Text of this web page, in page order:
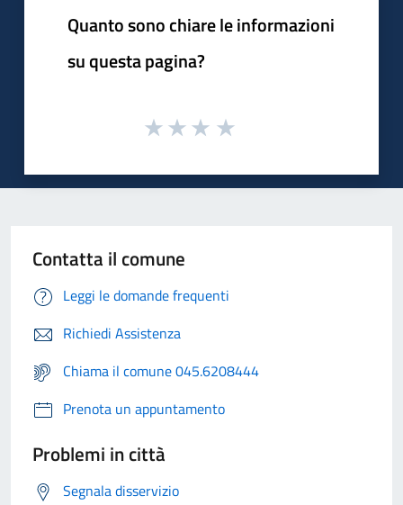
Quanto sono chiare le informazioni
su questa pagina?
Contatta il comune
Leggi le domande frequenti
Richiedi Assistenza
Chiama il comune 045.6208444
Prenota un appuntamento
Problemi in città
Segnala disservizio